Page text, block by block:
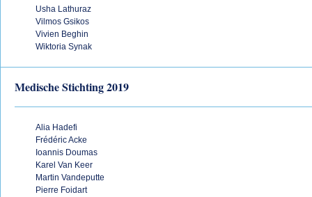
Usha Lathuraz
Vilmos Gsikos
Vivien Beghin
Wiktoria Synak
Medische Stichting 2019
Alia Hadefi
Frédéric Acke
Ioannis Doumas
Karel Van Keer
Martin Vandeputte
Pierre Foidart